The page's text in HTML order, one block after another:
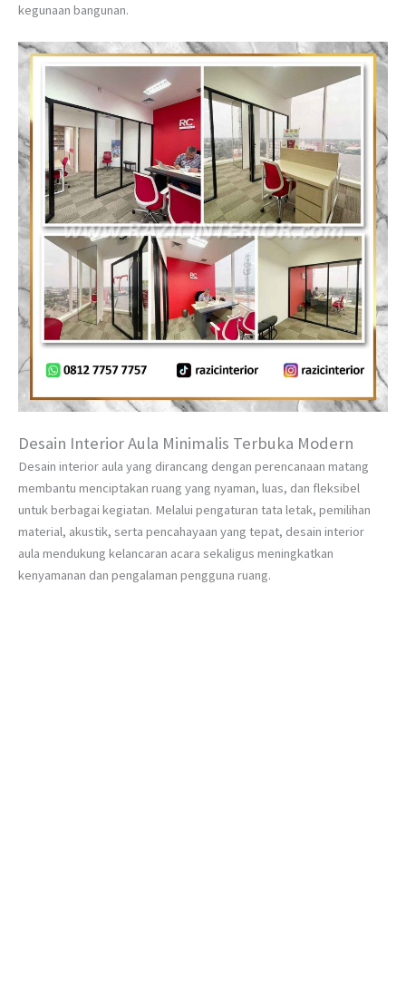
kegunaan bangunan.
Desain Interior Aula Minimalis Terbuka Modern
Desain interior aula yang dirancang dengan perencanaan matang
membantu menciptakan ruang yang nyaman, luas, dan fleksibel
untuk berbagai kegiatan. Melalui pengaturan tata letak, pemilihan
material, akustik, serta pencahayaan yang tepat, desain interior
aula mendukung kelancaran acara sekaligus meningkatkan
kenyamanan dan pengalaman pengguna ruang.